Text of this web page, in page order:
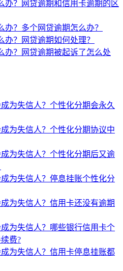
办？网贷逾期和信用卡逾期的区
办？多个网贷逾期怎么办？
办？网贷逾期如何处理？
办？网贷逾期被起诉了怎么处
为失信人？个性化分期会永久
为失信人？个性化分期协议中
为失信人？个性化分期后又逾
为失信人？停息挂账个性化分
为失信人？信用卡还没有逾期
为失信人？哪些银行信用卡个
费?
为失信人？信用卡停息挂账都